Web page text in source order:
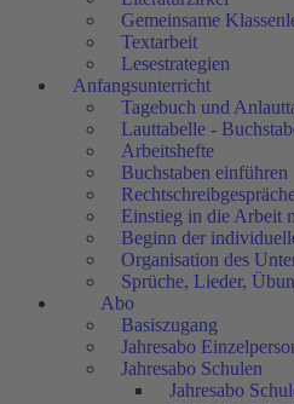
Gemeinsame
Textarbeit
Lesestrategien
Anfangsunterricht
Tagebuch und
Lauttabelle -
Arbeitshefte
Buchstaben einführen
Einstieg in die Arbeit
Beginn der
Organisation des
Sprüche, Lieder,
Abo
Basiszugang
Jahresabo
Jahresabo Schulen
Jahresabo